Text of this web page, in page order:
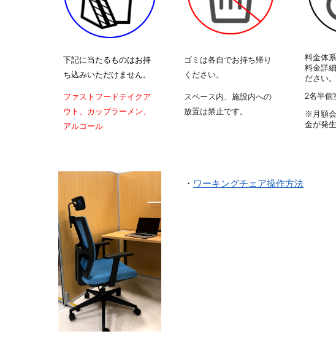
下記に当たるものはお持
ち込みいただけません。
ファストフードテイクア
ウト、カップラーメン、
アルコール
ゴミは各自でお持ち帰り
ください。
スペース内、施設内への
放置は禁止です。
料金体
料金詳
ださい。
2名半個
※月額
金が発
・ ワーキングチェア操作方法